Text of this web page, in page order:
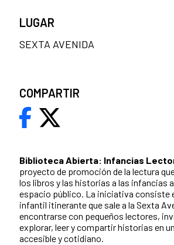
Biblioteca Abierta: Infancias
proyecto de promoción de la lectura
los libros y las historias a las infancias
espacio público. La iniciativa consiste
infantil itinerante que sale a la Sexta
encontrarse con pequeños lectores,
explorar, leer y compartir historias en
accesible y cotidiano.
LUGAR
SEXTA AVENIDA
COMPARTIR